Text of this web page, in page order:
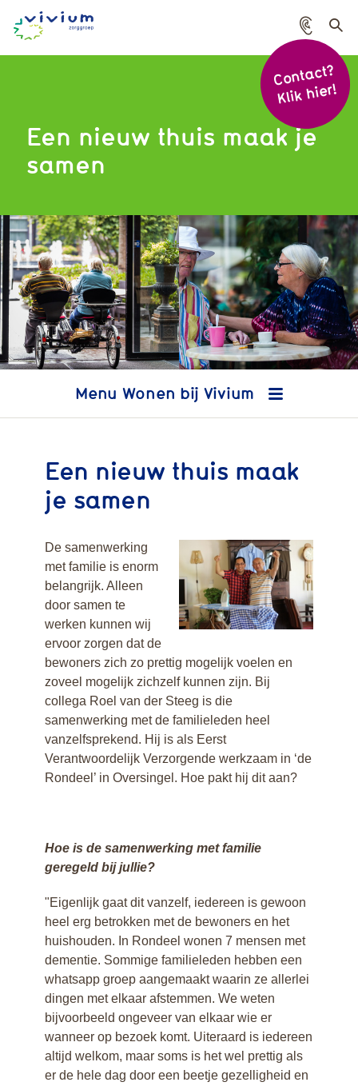
Menu
Cont
act?
Klik hier!
Een nieuw thuis maak je
samen
Wonen bij Vivium
Wonen in Leefstijl
Informatie en
brochures
Cliëntportaal wonen
met dementie -
PUUR. van jou
Restaurants
Activiteiten
Leefplezier
Medewerkers en
vrijwilligers
Samenwerking met
familie
Zorgindicatie en
aanmelden
Wat zeggen onze
klanten
Kwaliteit
Nieuws
Meer weten over
dementie?
Vrijwilligerswerk bij
mensen met
dementie
Be - werkbezoeken
Een nieuw thuis maak
je samen
De samenwerking
met familie is enorm
belangrijk. Alleen
door samen te
werken kunnen wij
ervoor zorgen dat de
bewoners zich zo prettig mogelijk voelen en
zoveel mogelijk zichzelf kunnen zijn. Bij
collega Roel van der Steeg is die
samenwerking met de familieleden heel
vanzelfsprekend. Hij is als Eerst
Verantwoordelijk Verzorgende werkzaam in ‘de
Rondeel’ in Oversingel. Hoe pakt hij dit aan?
Hoe is de samenwerking met familie
geregeld bij jullie?
"Eigenlijk gaat dit vanzelf, iedereen is gewoon
heel erg betrokken met de bewoners en het
huishouden. In Rondeel wonen 7 mensen met
dementie. Sommige familieleden hebben een
whatsapp groep aangemaakt waarin ze allerlei
dingen met elkaar afstemmen. We weten
bijvoorbeeld ongeveer van elkaar wie er
wanneer op bezoek komt. Uiteraard is iedereen
altijd welkom, maar soms is het wel prettig als
er de hele dag door een beetje gezelligheid en